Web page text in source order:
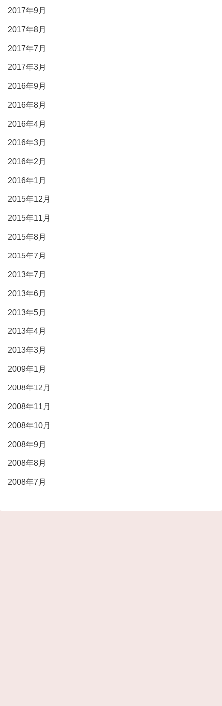
2017年9月
2017年8月
2017年7月
2017年3月
2016年9月
2016年8月
2016年4月
2016年3月
2016年2月
2016年1月
2015年12月
2015年11月
2015年8月
2015年7月
2013年7月
2013年6月
2013年5月
2013年4月
2013年3月
2009年1月
2008年12月
2008年11月
2008年10月
2008年9月
2008年8月
2008年7月